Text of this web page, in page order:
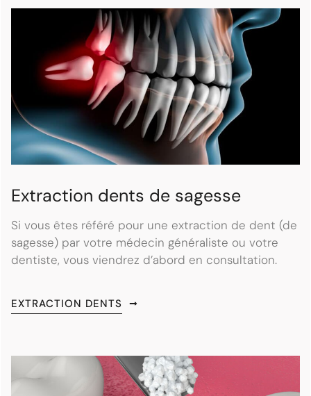
Extraction dents de sagesse
Si vous êtes référé pour une extraction de dent (de
sagesse) par votre médecin généraliste ou votre
dentiste, vous viendrez d’abord en consultation.
EXTRACTION DENTS